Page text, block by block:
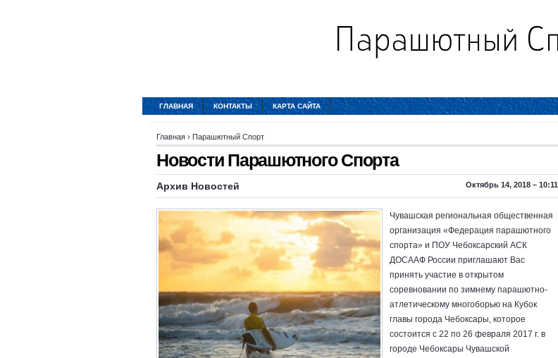
ГЛАВНАЯ КОНТАКТЫ КАРТА САЙТА
Главная › Парашютный Спорт
Новости Парашютного Спорта
Архив Новостей Октябрь 14, 2018 – 10:11
Чувашская региональная общественная
организация «Федерация парашютного
спорта» и ПОУ Чебоксарский АСК
ДОСААФ России приглашают Вас
принять участие в открытом
соревновании по зимнему парашютно-
атлетическому многоборью на Кубок
главы города Чебоксары, которое
состоится с 22 по 26 февраля 2017 г. в
городе Чебоксары Чувашской